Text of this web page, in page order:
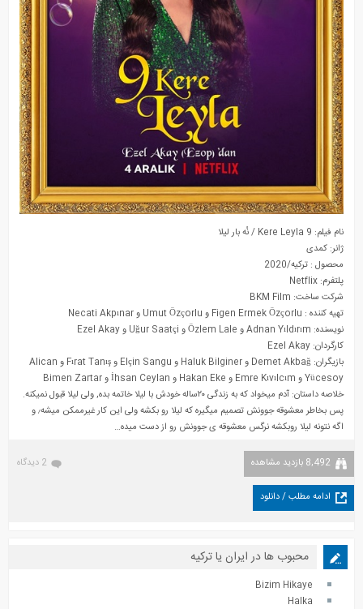
بی سرپرست ها
نام فیلم: 9 Kere Leyla / نُه بار لیلا
ژانر: کمدی
محصول : ترکیه/2020
پلتفرم: Netflix
شرکت ساخت: BKM Film
تهیه کننده : Figen Ermek Özçorlu و Umut Özçorlu و Necati Akpınar
نویسنده: Adnan Yıldırım و Özlem Lale و Uğur Saatçi و Ezel Akay
کارگردان: Ezel Akay
بازیگران: Demet Akbağ و Haluk Bilginer و Elçin Sangu و Fırat Tanış و Alican
Yücesoy و Emre Kıvılcım و Hakan Eke و İhsan Ceylan و Bimen Zartar
خلاصه داستان: آدم میخواد که به زندگی ۲۰ساله خودش با لیلا خاتمه بده, ولی لیلا قبول نمیکنه.
پس بخاطر معشوقه جوونش تصمیم میگیره که لیلا رو بکشه ولی این کار غیرممکن میشه٫ و
اگه نتونه لیلا رو‌بکشه نرگس معشوقه ی جوونش رو از دست میده…
8,492 بازدید مشاهده 2 دیدگاه
ادامه مطلب / دانلود
محبوب ها در ایران یا ترکیه